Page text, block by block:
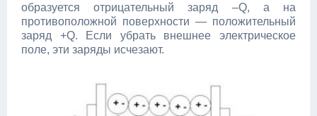
образуется отрицательный заряд –Q, а на
противоположной поверхности — положительный
заряд +Q. Если убрать внешнее электрическое
поле, эти заряды исчезают.